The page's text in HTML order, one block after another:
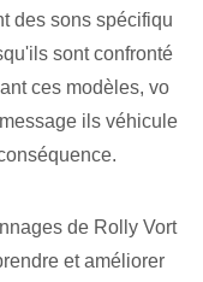
des sons spécifiqu
sont confronté
ces modèles, vo
ils véhicule
de Rolly Vort
et améliorer